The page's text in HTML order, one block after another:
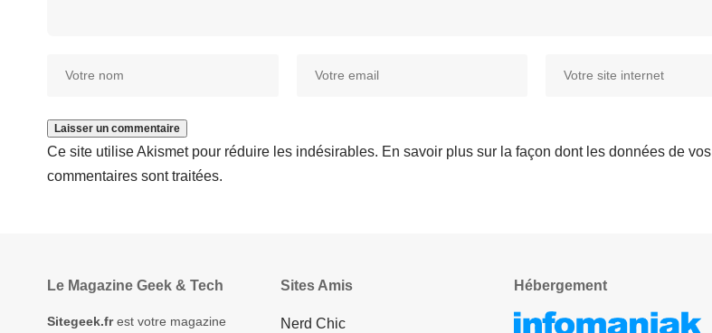
Ce site utilise Akismet pour réduire les indésirables. En savoir plus sur la façon dont les données de vos
commentaires sont traitées.
Le Magazine Geek & Tech
Sitegeek.frest votre magazine
Sites Amis
Nerd Chic
Hébergement